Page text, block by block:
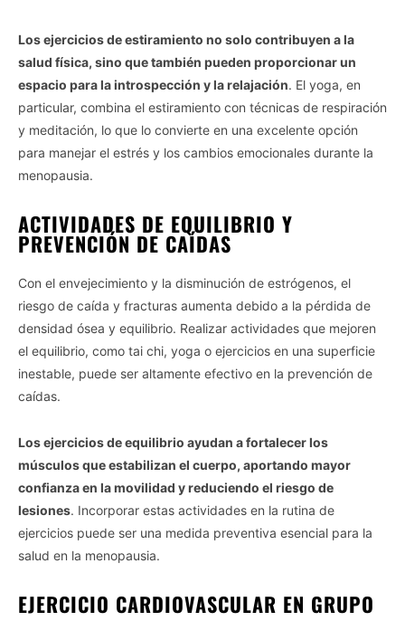
Los ejercicios de estiramiento no solo contribuyen a la
salud física, sino que también pueden proporcionar un
espacio para la introspección y la relajación. El yoga, en
particular, combina el estiramiento con técnicas de respiración
y meditación, lo que lo convierte en una excelente opción
para manejar el estrés y los cambios emocionales durante la
menopausia.
ACTIVIDADES DE EQUILIBRIO Y
PREVENCIÓN DE CAÍDAS
Con el envejecimiento y la disminución de estrógenos, el
riesgo de caída y fracturas aumenta debido a la pérdida de
densidad ósea y equilibrio. Realizar actividades que mejoren
el equilibrio, como tai chi, yoga o ejercicios en una superficie
inestable, puede ser altamente efectivo en la prevención de
caídas.
Los ejercicios de equilibrio ayudan a fortalecer los
músculos que estabilizan el cuerpo, aportando mayor
confianza en la movilidad y reduciendo el riesgo de
lesiones. Incorporar estas actividades en la rutina de
ejercicios puede ser una medida preventiva esencial para la
salud en la menopausia.
EJERCICIO CARDIOVASCULAR EN GRUPO